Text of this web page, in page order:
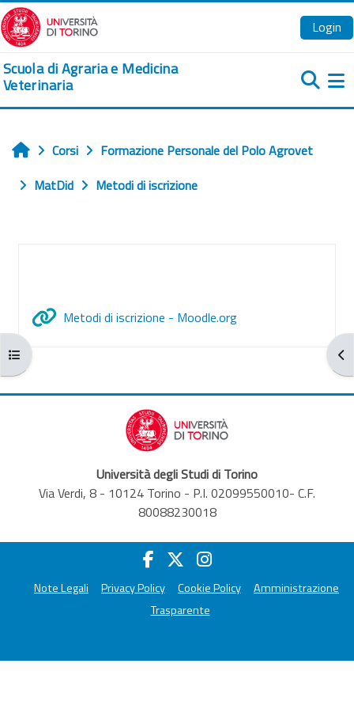
Vai al contenuto principale
Login
Scuola di Agraria e Medicina
Veterinaria
Apri indice del corso
Home
Corsi
Formazione Personale del Polo Agrovet
MatDid
Metodi di iscrizione
Metodi di iscrizione - Moodle.orgURL
Università degli Studi di Torino
Via Verdi, 8 - 10124 Torino - P.I. 02099550010- C.F.
80088230018
Note Legali Privacy Policy Cookie Policy
Amministrazione
Trasparente